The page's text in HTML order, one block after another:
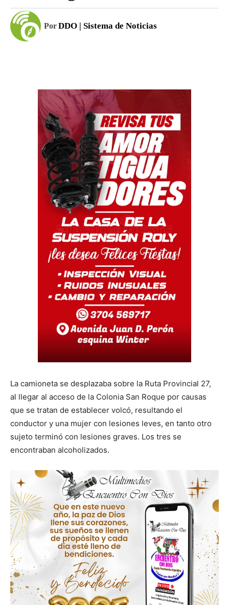
PorDDO | Sistema de Noticias
La camioneta se desplazaba sobre la Ruta Provincial 27,
al llegar al acceso de la Colonia San Roque por causas
que se tratan de establecer volcó, resultando el
conductor y una mujer con lesiones leves, en tanto otro
sujeto terminó con lesiones graves. Los tres se
encontraban alcoholizados.